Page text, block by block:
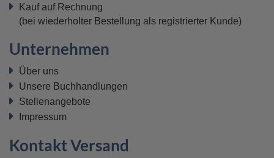
Kauf auf Rechnung
(bei wiederholter Bestellung als registrierter Kunde)
Unternehmen
Über uns
Unsere Buchhandlungen
Stellenangebote
Impressum
Kontakt Versand